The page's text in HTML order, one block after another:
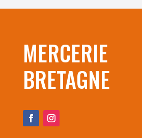
MERCERIE
BRETAGNE